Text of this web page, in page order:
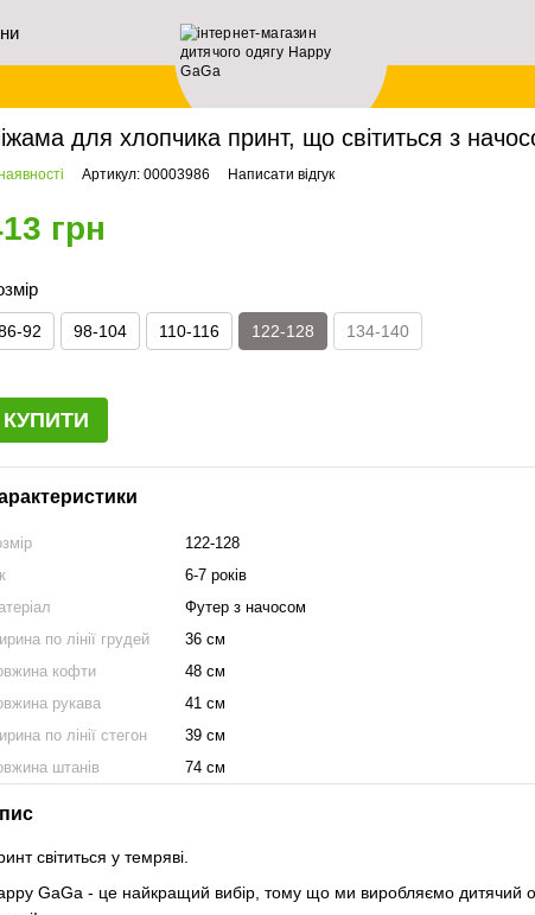
Піжами Піжама для хлопчика принт, що світиться з
для хлопчика принт, що світиться з
Артикул: 00003986 Написати відгук
грн
92 98-104 110-116 122-128 134-140
КУПИТИ
122-128
6-7 років
Футер з начосом
по лінії грудей
36 см
кофти
48 см
рукава
41 см
по лінії стегон
39 см
штанів
74 см
світиться у темряві.
GaGa - це найкращий вибір, тому що ми виробляємо дитячий